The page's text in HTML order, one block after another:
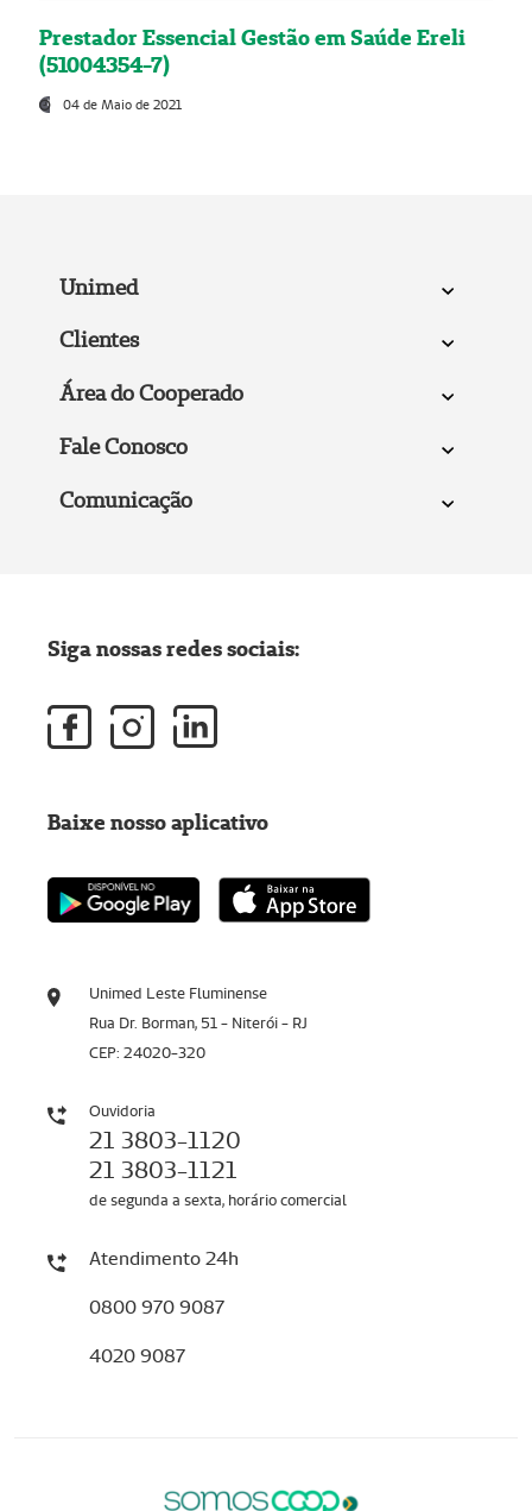
Prestador Essencial Gestão em Saúde Ereli
(51004354-7)
04 de Maio de 2021
Unimed
Clientes
Área do Cooperado
Fale Conosco
Comunicação
Unimed Leste Fluminense
Rua Dr. Borman, 51 - Niterói - RJ
CEP: 24020-320
Ouvidoria
21 3803-1120
21 3803-1121
de segunda a sexta, horário comercial
Atendimento 24h
0800 970 9087
4020 9087
Siga nossas redes sociais:
Baixe nosso aplicativo